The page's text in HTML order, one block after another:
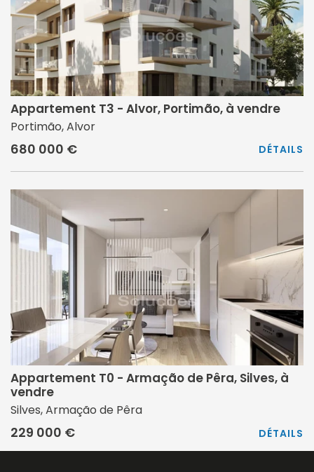
Appartement T3 - Alvor, Portimão, à vendre
Portimão, Alvor
680 000 € DÉTAILS
Appartement T0 - Armação de Pêra, Silves, à
vendre
Silves, Armação de Pêra
229 000 € DÉTAILS